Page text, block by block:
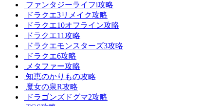
ファンタジーライフi攻略
ドラクエ3リメイク攻略
ドラクエ10オフライン攻略
ドラクエ11攻略
ドラクエモンスターズ3攻略
ドラクエ6攻略
メタファー攻略
知恵のかりもの攻略
魔女の泉R攻略
ドラゴンズドグマ2攻略